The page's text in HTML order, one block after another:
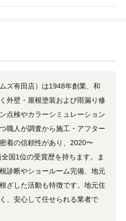
ズ有田店）は1948年創業、和
外壁・屋根塗装および雨漏り修
点検やカラーシミュレーション
職人が調査から施工・アフター
着の信頼性があり、2020〜
国1位の受賞歴を持ちます。ま
診断やショールーム完備、地元
ざした活動も特徴です。地元住
、安心して任せられる業者で